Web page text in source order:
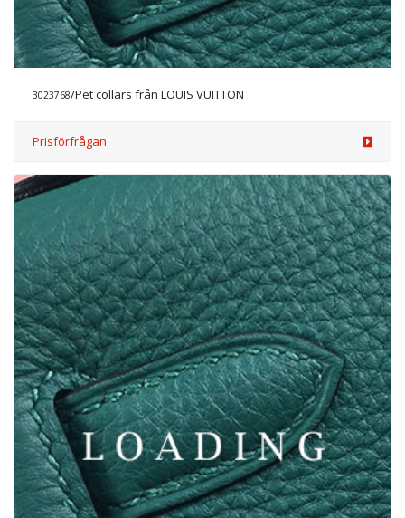
3023768/Pet collars från LOUIS VUITTON
Prisförfrågan